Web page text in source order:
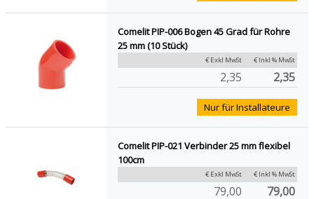
Comelit PIP-006 Bogen 45 Grad für Rohre
25 mm (10 Stück)
€ Exkl MwSt € Inkl % MwSt
2,35 2,35
Nur für Installateure
Comelit PIP-021 Verbinder 25 mm flexibel
100cm
€ Exkl MwSt € Inkl % MwSt
79,00 79,00